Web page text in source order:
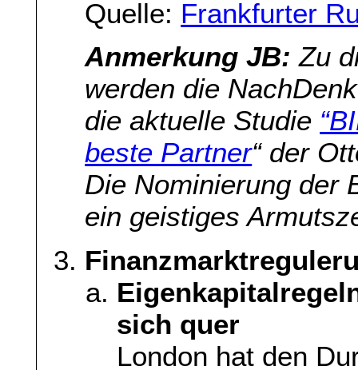
Quelle: Frankfurter
Anmerkung JB: Zu
werden die
die aktuelle Studie
beste Partner“ der
Die Nominierung der
ein geistiges
sich quer
London hat den